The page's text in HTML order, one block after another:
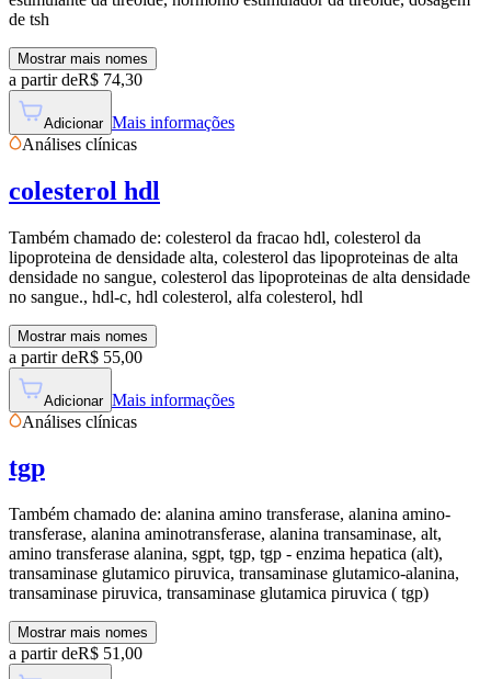
de tsh
Mostrar mais nomes
a partir deR$ 74,30
Adicionar Mais informações
Análises clínicas
colesterol hdl
Também chamado de: colesterol da fracao hdl, colesterol da
lipoproteina de densidade alta, colesterol das lipoproteinas de alta
densidade no sangue, colesterol das lipoproteinas de alta densidade
no sangue., hdl-c, hdl colesterol, alfa colesterol, hdl
Mostrar mais nomes
a partir deR$ 55,00
Adicionar Mais informações
Análises clínicas
tgp
Também chamado de: alanina amino transferase, alanina amino-
transferase, alanina aminotransferase, alanina transaminase, alt,
amino transferase alanina, sgpt, tgp, tgp - enzima hepatica (alt),
transaminase glutamico piruvica, transaminase glutamico-alanina,
transaminase piruvica, transaminase glutamica piruvica ( tgp)
Mostrar mais nomes
a partir deR$ 51,00